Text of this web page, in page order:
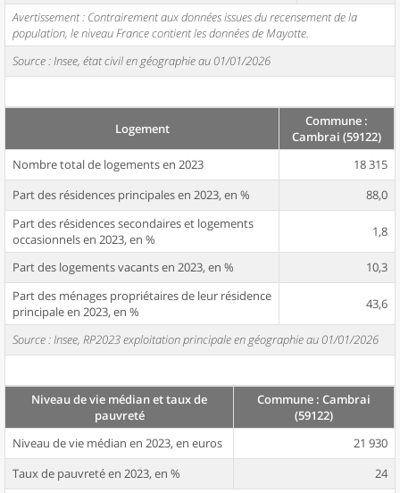
Avertissement : Contrairement aux données issues du recensement de la
population, le niveau France contient les données de Mayotte.
Source : Insee, état civil en géographie au 01/01/2026
Logement
Commune :
Cambrai (59122)
Nombre total de logements en 2023
18 315
Part des résidences principales en 2023, en %
88,0
Part des résidences secondaires et logements
occasionnels en 2023, en %
1,8
Part des logements vacants en 2023, en %
10,3
Part des ménages propriétaires de leur résidence
principale en 2023, en %
43,6
Source : Insee, RP2023 exploitation principale en géographie au 01/01/2026
Niveau de vie médian et taux de
pauvreté
Commune : Cambrai
(59122)
Niveau de vie médian en 2023, en euros
21 930
Taux de pauvreté en 2023, en %
24